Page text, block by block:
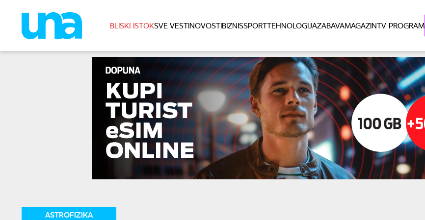
BLISKI ISTOKSVE VESTINOVOSTIBIZNISSPORTTEHNOLOGIJAZABAVAMAGAZINTV PROGRAM
ASTROFIZIKA